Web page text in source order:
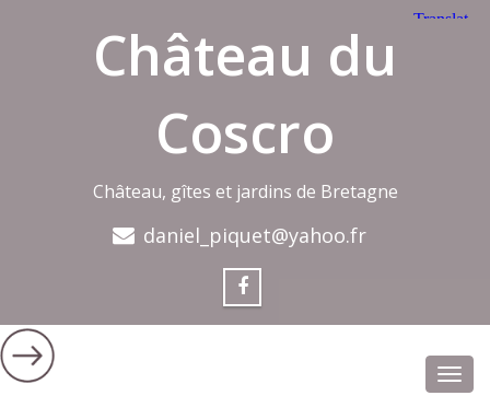
Château du
Coscro
Château, gîtes et jardins de Bretagne
daniel_piquet@yahoo.fr